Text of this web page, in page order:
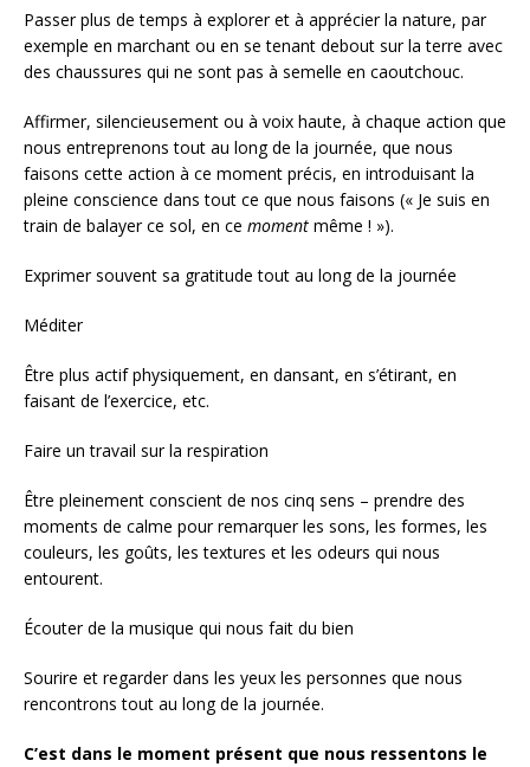
Passer plus de temps à explorer et à apprécier la nature, par
exemple en marchant ou en se tenant debout sur la terre avec
des chaussures qui ne sont pas à semelle en caoutchouc.
Affirmer, silencieusement ou à voix haute, à chaque action que
nous entreprenons tout au long de la journée, que nous
faisons cette action à ce moment précis, en introduisant la
pleine conscience dans tout ce que nous faisons (« Je suis en
train de balayer ce sol, en ce moment même ! »).
Exprimer souvent sa gratitude tout au long de la journée
Méditer
Être plus actif physiquement, en dansant, en s’étirant, en
faisant de l’exercice, etc.
Faire un travail sur la respiration
Être pleinement conscient de nos cinq sens – prendre des
moments de calme pour remarquer les sons, les formes, les
couleurs, les goûts, les textures et les odeurs qui nous
entourent.
Écouter de la musique qui nous fait du bien
Sourire et regarder dans les yeux les personnes que nous
rencontrons tout au long de la journée.
C’est dans le moment présent que nous ressentons le